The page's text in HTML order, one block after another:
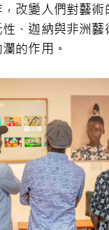
改變人們對藝
、迦納與非洲
的作用。